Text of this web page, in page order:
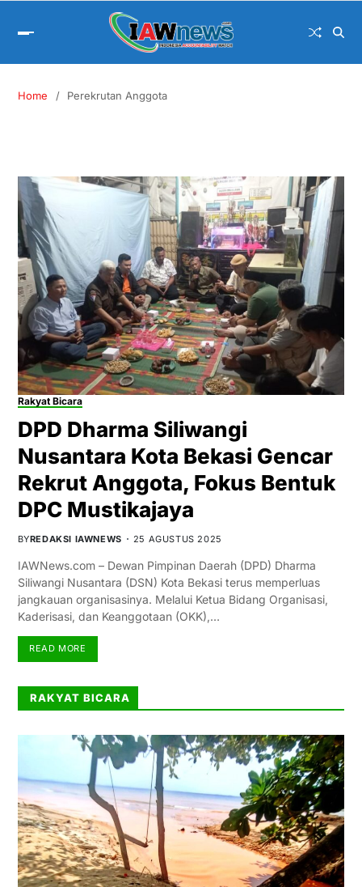
Home Perekrutan Anggota
Rakyat Bicara
DPD Dharma Siliwangi
Nusantara Kota Bekasi Gencar
Rekrut Anggota, Fokus Bentuk
DPC Mustikajaya
BYREDAKSI IAWNEWS 25 AGUSTUS 2025
IAWNews.com – Dewan Pimpinan Daerah (DPD) Dharma
Siliwangi Nusantara (DSN) Kota Bekasi terus memperluas
jangkauan organisasinya. Melalui Ketua Bidang Organisasi,
Kaderisasi, dan Keanggotaan (OKK),…
READ MORE
RAKYAT BICARA